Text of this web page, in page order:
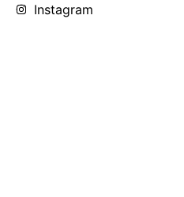
Instagram